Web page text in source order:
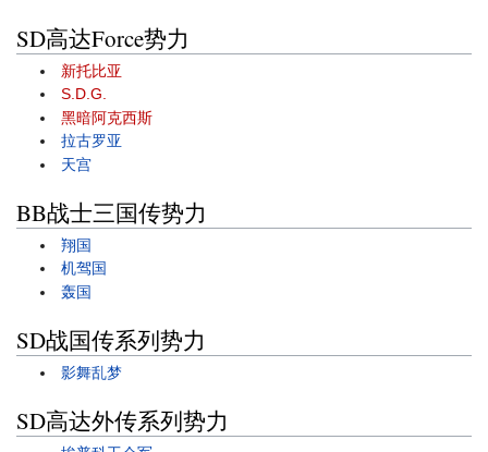
SD高达Force势力
新托比亚
S.D.G.
黑暗阿克西斯
拉古罗亚
天宫
BB战士三国传势力
翔国
机驾国
轰国
SD战国传系列势力
影舞乱梦
SD高达外传系列势力